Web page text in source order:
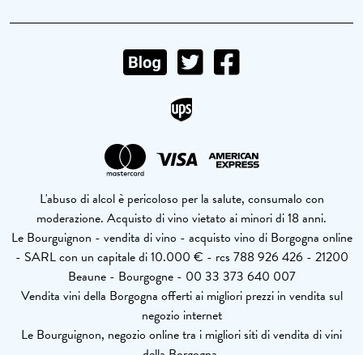
L'abuso di alcol è pericoloso per la salute, consumalo con
moderazione. Acquisto di vino vietato ai minori di 18 anni.
Le Bourguignon - vendita di vino - acquisto vino di Borgogna online
- SARL con un capitale di 10.000 € - rcs 788 926 426 - 21200
Beaune - Bourgogne - 00 33 373 640 007
Vendita vini della Borgogna offerti ai migliori prezzi in vendita sul
negozio internet
Le Bourguignon, negozio online tra i migliori siti di vendita di vini